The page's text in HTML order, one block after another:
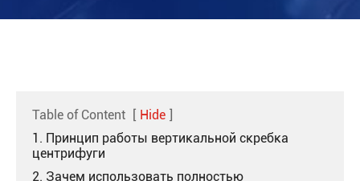
Table of Content [ Hide ]
1. Принцип работы вертикальной скребка
центрифуги
2. Зачем использовать полностью